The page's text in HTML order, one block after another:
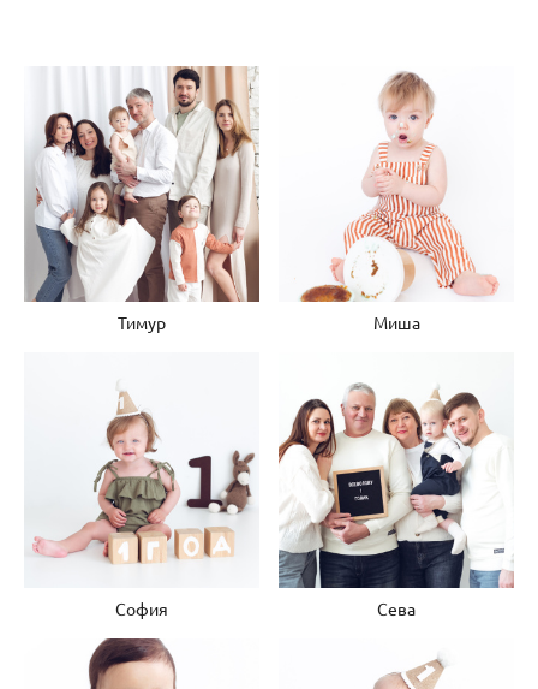
Тимур Миша
София Сева